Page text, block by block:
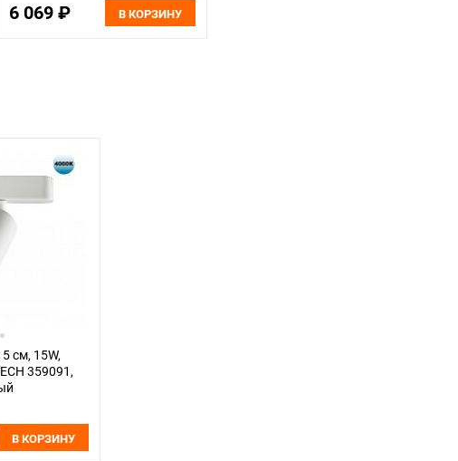
6 069 ₽ В КОРЗИНУ
см, 15W,
359091,
В КОРЗИНУ